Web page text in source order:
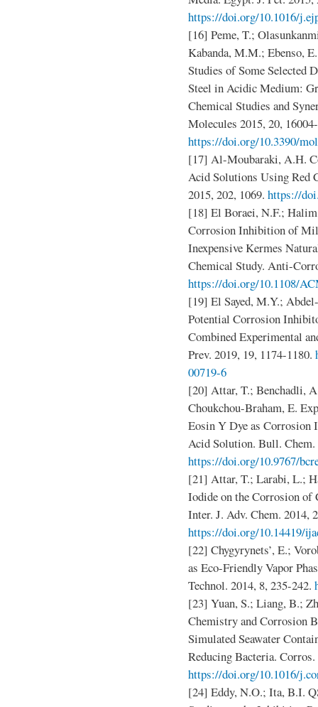
https://doi.org/10.1016/
[16] Peme, T.;
Kabanda, M.M.; Ebenso,
Studies of Some Selected
Steel in Acidic Medium:
Chemical Studies and
Molecules 2015, 20,
https://doi.org/10.3390/
[17] Al-Moubaraki, A.H.
Acid Solutions Using Red
2015, 202, 1069. https://
[18] El Boraei, N.F.;
Corrosion Inhibition of
Inexpensive Kermes
Chemical Study. Anti-
https://doi.org/10.1108/
[19] El Sayed, M.Y.;
Potential Corrosion
Combined Experimental
Prev. 2019, 19, 1174-1180.
00719-6
[20] Attar, T.; Benchadli,
Choukchou-Braham, E.
Eosin Y Dye as Corrosion
Acid Solution. Bull. Chem.
https://doi.org/10.9767/
[21] Attar, T.; Larabi, L.;
Iodide on the Corrosion
Inter. J. Adv. Chem. 2014,
https://doi.org/10.14419/
[22] Chygyrynets’, E.;
as Eco-Friendly Vapor
Technol. 2014, 8, 235-242.
[23] Yuan, S.; Liang, B.;
Chemistry and Corrosion
Simulated Seawater
Reducing Bacteria.
https://doi.org/10.1016/
[24] Eddy, N.O.; Ita, B.I.